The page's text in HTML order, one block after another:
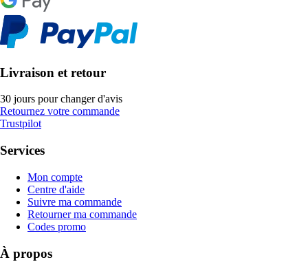
Livraison et retour
30 jours pour changer d'avis
Retournez votre commande
Trustpilot
Services
Mon compte
Centre d'aide
Suivre ma commande
Retourner ma commande
Codes promo
À propos